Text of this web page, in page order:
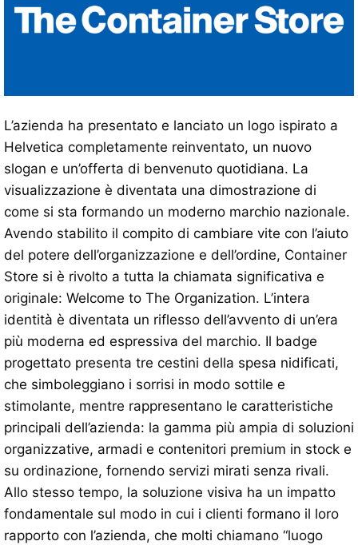
L’azienda ha presentato e lanciato un logo ispirato a
Helvetica completamente reinventato, un nuovo
slogan e un’offerta di benvenuto quotidiana. La
visualizzazione è diventata una dimostrazione di
come si sta formando un moderno marchio nazionale.
Avendo stabilito il compito di cambiare vite con l’aiuto
del potere dell’organizzazione e dell’ordine, Container
Store si è rivolto a tutta la chiamata significativa e
originale: Welcome to The Organization. L’intera
identità è diventata un riflesso dell’avvento di un’era
più moderna ed espressiva del marchio. Il badge
progettato presenta tre cestini della spesa nidificati,
che simboleggiano i sorrisi in modo sottile e
stimolante, mentre rappresentano le caratteristiche
principali dell’azienda: la gamma più ampia di soluzioni
organizzative, armadi e contenitori premium in stock e
su ordinazione, fornendo servizi mirati senza rivali.
Allo stesso tempo, la soluzione visiva ha un impatto
fondamentale sul modo in cui i clienti formano il loro
rapporto con l’azienda, che molti chiamano “luogo